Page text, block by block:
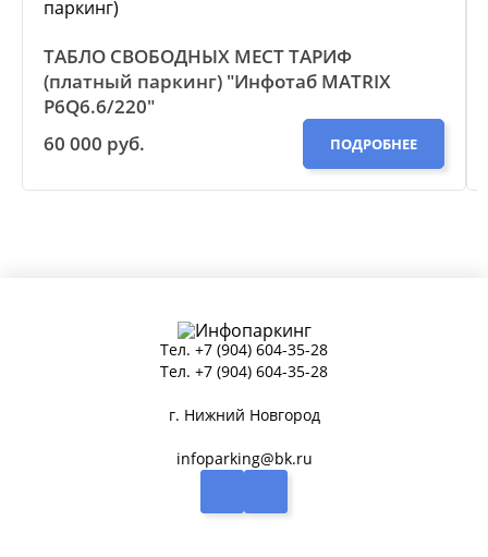
ТАБЛО СВОБОДНЫХ МЕСТ ТАРИФ
(платный паркинг) "Инфотаб MATRIX
P6Q6.6/220"
60 000 руб.
ПОДРОБНЕЕ
Тел. +7 (904) 604-35-28
Тел. +7 (904) 604-35-28
г. Нижний Новгород
infoparking@bk.ru